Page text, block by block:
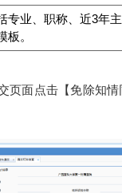
专业、职称、近3年
板。
页面点击【免除知